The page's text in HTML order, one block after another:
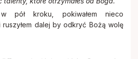
w pół kroku, pokiwałem nieco
ruszyłem dalej by odkryć Bożą wolę